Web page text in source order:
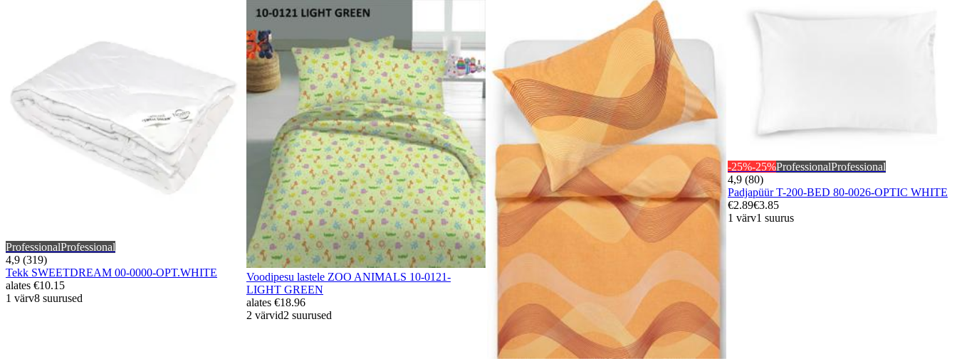
ProfessionalProfessional
4,9 (319)
Tekk SWEETDREAM 00-0000-OPT.WHITE
alates €10.15
1 värv8 suurused
Voodipesu lastele ZOO ANIMALS 10-0121-
LIGHT GREEN
alates €18.96
2 värvid2 suurused
-25%-25%ProfessionalProfessional
4,9 (80)
Padjapüür T-200-BED 80-0026-OPTIC WHITE
€2.89€3.85
1 värv1 suurus